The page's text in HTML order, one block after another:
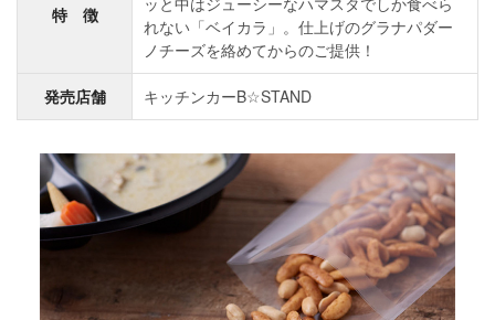
特 徴
れない「ベイカラ」。仕上げのグラナパダー
ノチーズを絡めてからのご提供！
発売店舗 キッチンカーB☆STAND